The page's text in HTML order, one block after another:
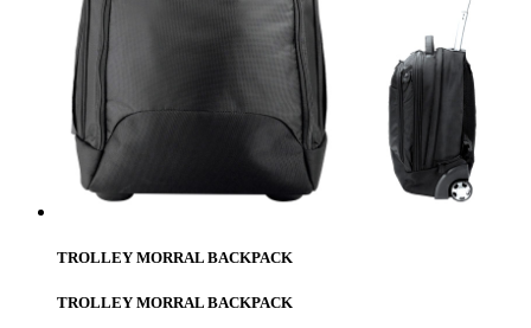
TROLLEY MORRAL BACKPACK
TROLLEY MORRAL BACKPACK